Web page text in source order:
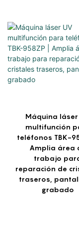
Máquina láser
multifunción
teléfonos TBK-
Amplia área
trabajo
reparación de
traseros,
grabado